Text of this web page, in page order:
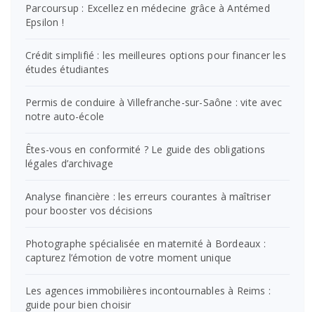
Parcoursup : Excellez en médecine grâce à Antémed
Epsilon !
Crédit simplifié : les meilleures options pour financer les
études étudiantes
Permis de conduire à Villefranche-sur-Saône : vite avec
notre auto-école
Êtes-vous en conformité ? Le guide des obligations
légales d’archivage
Analyse financière : les erreurs courantes à maîtriser
pour booster vos décisions
Photographe spécialisée en maternité à Bordeaux :
capturez l’émotion de votre moment unique
Les agences immobilières incontournables à Reims :
guide pour bien choisir